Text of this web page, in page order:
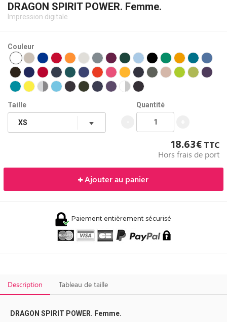
DRAGON SPIRIT POWER. Femme.
Impression digitale
Couleur
Taille Quantité
18.63€ TTC
Hors frais de port
Ajouter au panier
Paiement entièrement sécurisé
Description Tableau de taille
DRAGON SPIRIT POWER. Femme.